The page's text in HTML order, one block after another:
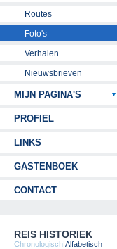
Routes
Foto's
Verhalen
Nieuwsbrieven
MIJN PAGINA'S
PROFIEL
LINKS
GASTENBOEK
CONTACT
REIS HISTORIEK
Chronologisch|Alfabetisch